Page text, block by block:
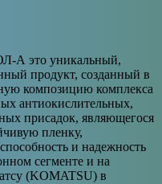
А это уникальный,
продукт, созданный в
композицию комплекса
антиокислительных,
присадок, являющегося
пленку,
и надежность
сегменте и на
(KOMATSU) в